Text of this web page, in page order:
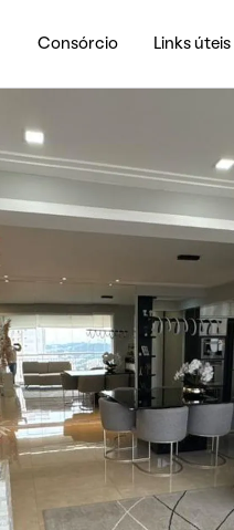
Consórcio Links úteis